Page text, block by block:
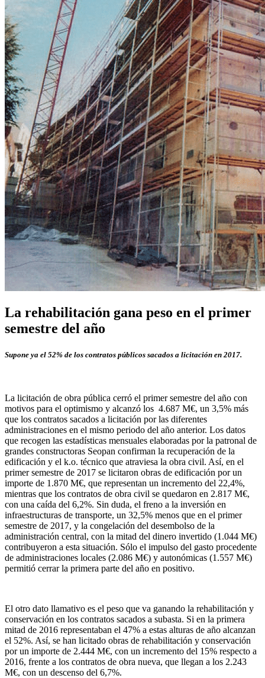
La rehabilitación gana peso en el primer
semestre del año
Supone ya el 52% de los contratos públicos sacados a licitación en 2017.
La licitación de obra pública cerró el primer semestre del año con
motivos para el optimismo y alcanzó los 4.687 M€, un 3,5% más
que los contratos sacados a licitación por las diferentes
administraciones en el mismo periodo del año anterior. Los datos
que recogen las estadísticas mensuales elaboradas por la patronal de
grandes constructoras Seopan confirman la recuperación de la
edificación y el k.o. técnico que atraviesa la obra civil. Así, en el
primer semestre de 2017 se licitaron obras de edificación por un
importe de 1.870 M€, que representan un incremento del 22,4%,
mientras que los contratos de obra civil se quedaron en 2.817 M€,
con una caída del 6,2%. Sin duda, el freno a la inversión en
infraestructuras de transporte, un 32,5% menos que en el primer
semestre de 2017, y la congelación del desembolso de la
administración central, con la mitad del dinero invertido (1.044 M€)
contribuyeron a esta situación. Sólo el impulso del gasto procedente
de administraciones locales (2.086 M€) y autonómicas (1.557 M€)
permitió cerrar la primera parte del año en positivo.
El otro dato llamativo es el peso que va ganando la rehabilitación y
conservación en los contratos sacados a subasta. Si en la primera
mitad de 2016 representaban el 47% a estas alturas de año alcanzan
el 52%. Así, se han licitado obras de rehabilitación y conservación
por un importe de 2.444 M€, con un incremento del 15% respecto a
2016, frente a los contratos de obra nueva, que llegan a los 2.243
M€, con un descenso del 6,7%.